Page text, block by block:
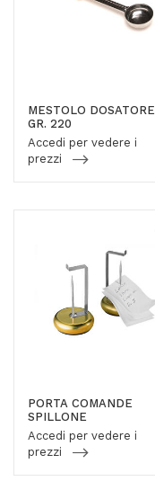
MESTOLO DOSATORE
GR. 220
Accedi per vedere i
prezzi
PORTA COMANDE
SPILLONE
Accedi per vedere i
prezzi